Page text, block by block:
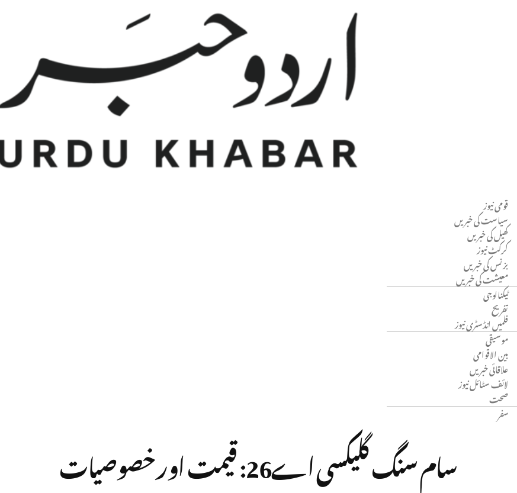
Menuقومی نیوز
سیاست کی خبریں
کھیل کی خبریں
کرکٹ نیوز
بزنس کی خبریں
معیشت کی خبریں
ٹیکنالوجی
تفریح
فلمیں انڈسٹری نیوز
موسیقی
بین الاقوامی
علاقائی خبریں
لائف سٹائل نیوز
صحت
سفر
سام سنگ گلیکسی اے26: قیمت اور خصوصیات